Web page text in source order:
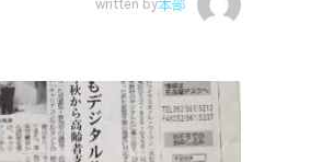
written by本部